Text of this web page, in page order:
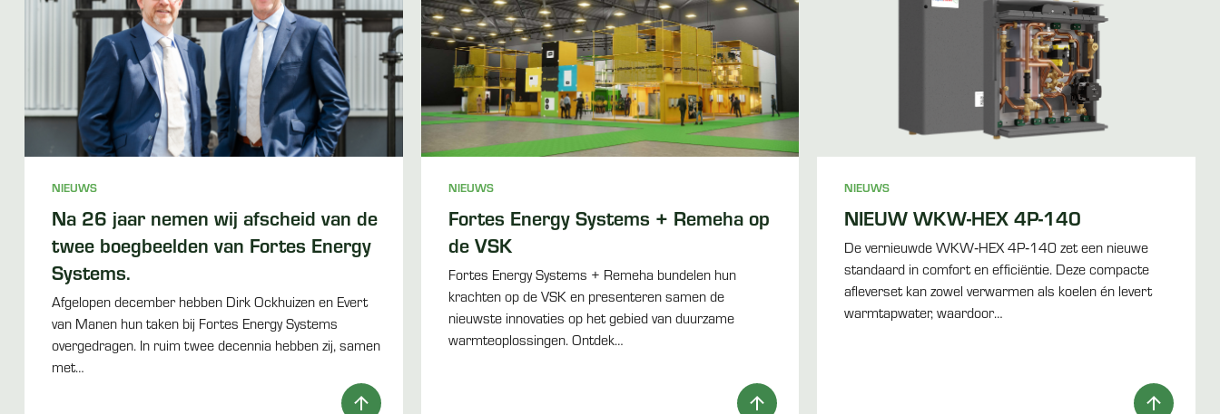
NIEUWS
Na 26 jaar nemen wij afscheid van de
twee boegbeelden van Fortes Energy
Systems.
Afgelopen december hebben Dirk Ockhuizen en Evert
van Manen hun taken bij Fortes Energy Systems
overgedragen. In ruim twee decennia hebben zij, samen
met…
NIEUWS
Fortes Energy Systems + Remeha op
de VSK
Fortes Energy Systems + Remeha bundelen hun
krachten op de VSK en presenteren samen de
nieuwste innovaties op het gebied van duurzame
warmteoplossingen. Ontdek…
NIEUWS
NIEUW WKW-HEX 4P-140
De vernieuwde WKW‑HEX 4P‑140 zet een nieuwe
standaard in comfort en efficiëntie. Deze compacte
afleverset kan zowel verwarmen als koelen én levert
warmtapwater, waardoor…